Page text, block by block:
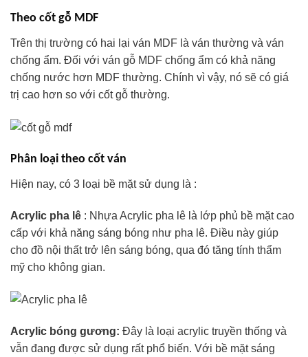
Theo cốt gỗ MDF
Trên thị trường có hai lại ván MDF là ván thường và ván
chống ẩm. Đối với ván gỗ MDF chống ẩm có khả năng
chống nước hơn MDF thường. Chính vì vậy, nó sẽ có giá
trị cao hơn so với cốt gỗ thường.
Phân loại theo cốt ván
Hiện nay, có 3 loại bề mặt sử dụng là :
Acrylic pha lê : Nhựa Acrylic pha lê là lớp phủ bề mặt cao
cấp với khả năng sáng bóng như pha lê. Điều này giúp
cho đồ nội thất trở lên sáng bóng, qua đó tăng tính thẩm
mỹ cho không gian.
Acrylic bóng gương: Đây là loại acrylic truyền thống và
vẫn đang được sử dụng rất phổ biến. Với bề mặt sáng